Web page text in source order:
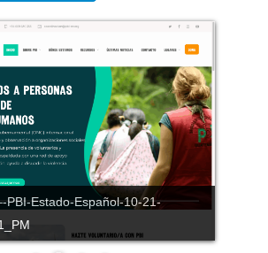
PBI-Estado-Español-10-21-